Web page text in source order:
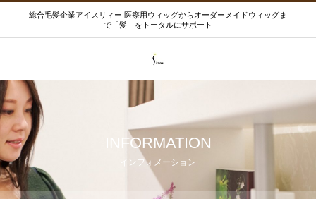
総合毛髪企業アイスリィー 医療用ウィッグからオーダーメイドウィッグま
で「髪」をトータルにサポート
INFORMATION
インフォメーション